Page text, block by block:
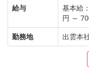
給与
基本給
円 ～
勤務地
出雲本